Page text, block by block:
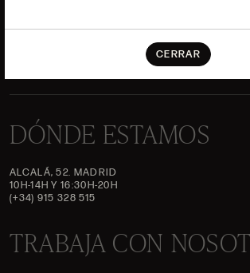
CERRAR
DÓNDE ESTAMOS
ALCALÁ, 52. MADRID
10H-14H Y 16:30H-20H
(+34) 915 328 515
TRABAJA CON